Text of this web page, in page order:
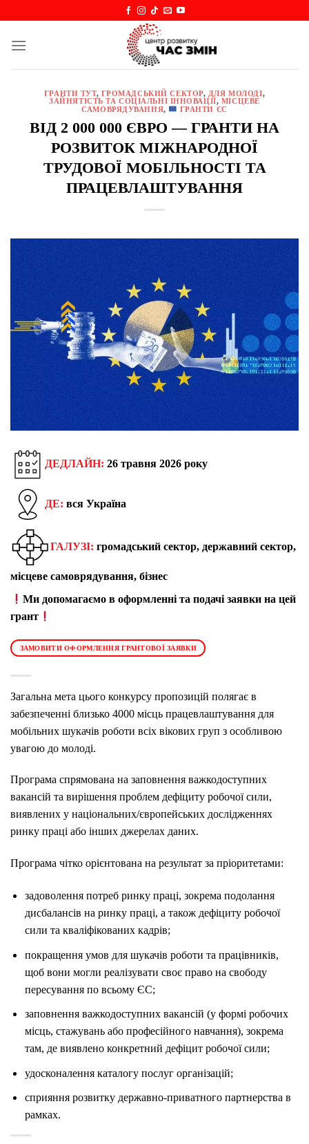
content
ГРАНТИ ТУТ, ГРОМАДСЬКИЙ СЕКТОР, ДЛЯ МОЛОДІ,
ЗАЙНЯТІСТЬ ТА СОЦІАЛЬНІ ІННОВАЦІЇ, МІСЦЕВЕ
САМОВРЯДУВАННЯ, ГРАНТИ ЄС
ВІД 2 000 000 ЄВРО — ГРАНТИ НА
РОЗВИТОК МІЖНАРОДНОЇ
ТРУДОВОЇ МОБІЛЬНОСТІ ТА
ПРАЦЕВЛАШТУВАННЯ
ДЕДЛАЙН: 26 травня 2026 року
ДЕ: вся Україна
ГАЛУЗІ: громадський сектор, державний сектор,
місцеве самоврядування, бізнес
Ми допомагаємо в оформленні та подачі заявки на цей
грант
ЗАМОВИТИ ОФОРМЛЕННЯ ГРАНТОВОЇ ЗАЯВКИ
Загальна мета цього конкурсу пропозицій полягає в
забезпеченні близько 4000 місць працевлаштування для
мобільних шукачів роботи всіх вікових груп з особливою
увагою до молоді.
Програма спрямована на заповнення важкодоступних
вакансій та вирішення проблем дефіциту робочої сили,
виявлених у національних/європейських дослідженнях
ринку праці або інших джерелах даних.
Програма чітко орієнтована на результат за пріоритетами:
задоволення потреб ринку праці, зокрема подолання
дисбалансів на ринку праці, а також дефіциту робочої
сили та кваліфікованих кадрів;
покращення умов для шукачів роботи та працівників,
щоб вони могли реалізувати своє право на свободу
пересування по всьому ЄС;
заповнення важкодоступних вакансій (у формі робочих
місць, стажувань або професійного навчання), зокрема
там, де виявлено конкретний дефіцит робочої сили;
удосконалення каталогу послуг організацій;
сприяння розвитку державно-приватного партнерства в
рамках.